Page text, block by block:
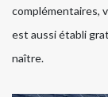
complémentaires,
est aussi établi
naître.